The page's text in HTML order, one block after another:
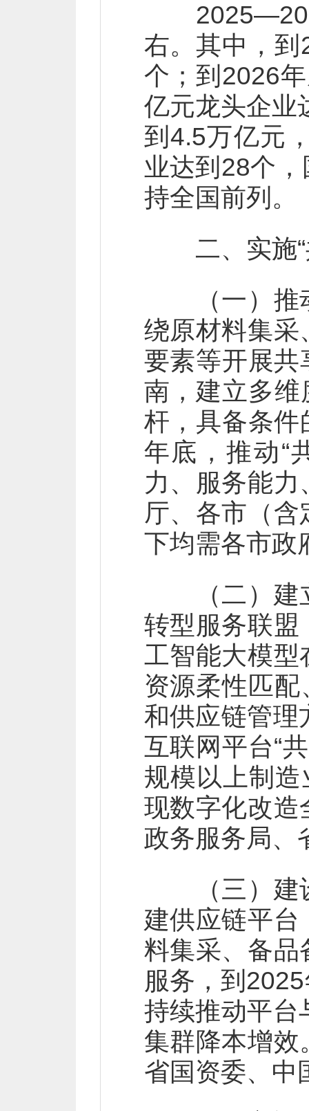
2025—2027
右。其中，
个；到2026
亿元龙头企业
到4.5万亿元
业达到28个
持全国前列。
二、实施“
（一）推动
绕原材料集采
要素等开展共
南，建立多维
杆，具备条件
年底，推动“
力、服务能
厅、各市（
下均需各市政
（二）建立
转型服务联盟
工智能大模型
资源柔性匹
和供应链管理
互联网平台“
规模以上制造
现数字化改造
政务服务局、
（三）建设
建供应链平
料集采、备品
服务，到
持续推动平台
集群降本增
省国资委、中